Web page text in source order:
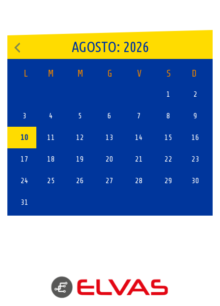
AGOSTO: 2026
L M M G V S D
1 2
3 4 5 6 7 8 9
10 11 12 13 14 15 16
17 18 19 20 21 22 23
24 25 26 27 28 29 30
31